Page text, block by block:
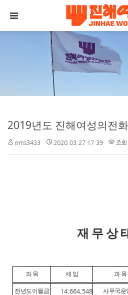
메뉴 건너뛰
2019년도 진해여성의전
pms3433 2020.03.27 17:39 조
재 무 상
과 목
세 입 과 목
전년도이월금 14,664,548 사무국운